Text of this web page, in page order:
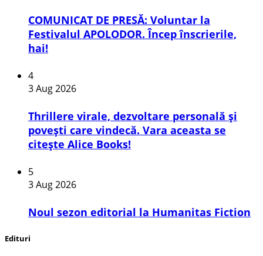
COMUNICAT DE PRESĂ: Voluntar la
Festivalul APOLODOR. Încep înscrierile,
hai!
4
3 Aug 2026
Thrillere virale, dezvoltare personală și
povești care vindecă. Vara aceasta se
citește Alice Books!
5
3 Aug 2026
​Noul sezon editorial la Humanitas Fiction
Edituri